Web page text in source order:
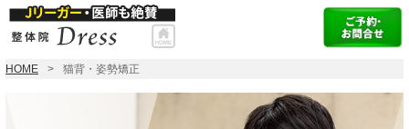
HOME 猫背・姿勢矯正